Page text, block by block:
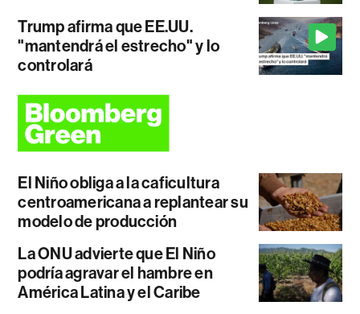
Trump afirma que EE.UU.
"mantendrá el estrecho" y lo
controlará
El Niño obliga a la caficultura
centroamericana a replantear su
modelo de producción
La ONU advierte que El Niño
podría agravar el hambre en
América Latina y el Caribe